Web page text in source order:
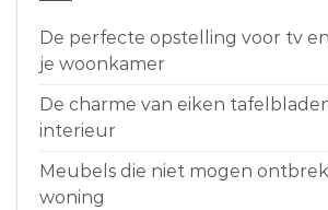
De perfecte opstelling voor tv
je woonkamer
De charme van eiken
interieur
Meubels die niet mogen
woning